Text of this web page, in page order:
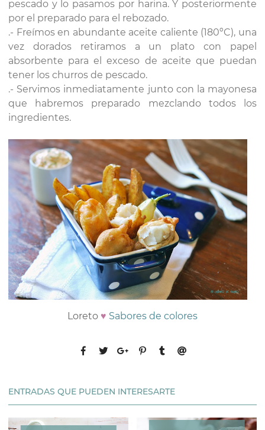
pescado y lo pasamos por harina. Y posteriormente
por el preparado para el rebozado.
.- Freímos en abundante aceite caliente (180ºC), una
vez dorados retiramos a un plato con papel
absorbente para el exceso de aceite que puedan
tener los churros de pescado.
.- Servimos inmediatamente junto con la mayonesa
que habremos preparado mezclando todos los
ingredientes.
Loreto ♥ Sabores de colores
ENTRADAS QUE PUEDEN INTERESARTE